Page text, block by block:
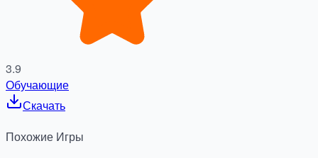
3.9
Обучающие
Скачать
Похожие Игры